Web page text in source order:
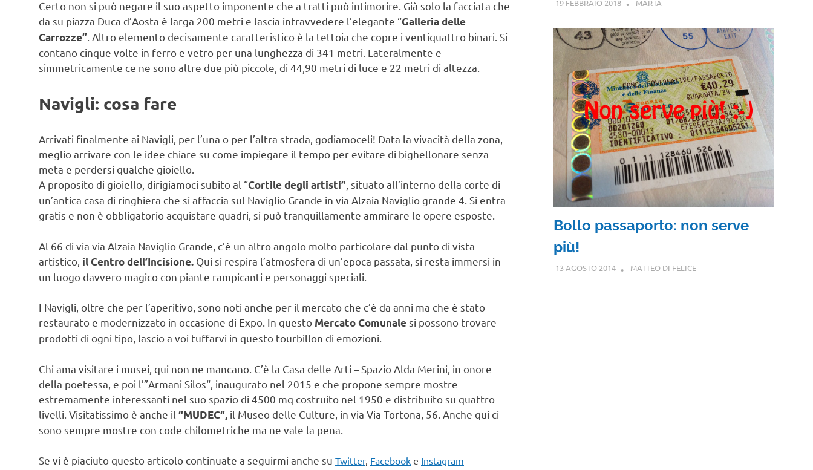
Certo non si può negare il suo aspetto imponente che a tratti può intimorire. Già solo la facciata che
da su piazza Duca d’Aosta è larga 200 metri e lascia intravvedere l’elegante “Galleria delle
Carrozze”. Altro elemento decisamente caratteristico è la tettoia che copre i ventiquattro binari. Si
contano cinque volte in ferro e vetro per una lunghezza di 341 metri. Lateralmente e
simmetricamente ce ne sono altre due più piccole, di 44,90 metri di luce e 22 metri di altezza.
Navigli: cosa fare
Arrivati finalmente ai Navigli, per l’una o per l’altra strada, godiamoceli! Data la vivacità della zona,
meglio arrivare con le idee chiare su come impiegare il tempo per evitare di bighellonare senza
meta e perdersi qualche gioiello.
A proposito di gioiello, dirigiamoci subito al “Cortile degli artisti”, situato all’interno della corte di
un’antica casa di ringhiera che si affaccia sul Naviglio Grande in via Alzaia Naviglio grande 4. Si entra
gratis e non è obbligatorio acquistare quadri, si può tranquillamente ammirare le opere esposte.
Al 66 di via via Alzaia Naviglio Grande, c’è un altro angolo molto particolare dal punto di vista
artistico, il Centro dell’Incisione. Qui si respira l’atmosfera di un’epoca passata, si resta immersi in
un luogo davvero magico con piante rampicanti e personaggi speciali.
I Navigli, oltre che per l’aperitivo, sono noti anche per il mercato che c’è da anni ma che è stato
restaurato e modernizzato in occasione di Expo. In questo Mercato Comunale si possono trovare
prodotti di ogni tipo, lascio a voi tuffarvi in questo tourbillon di emozioni.
Chi ama visitare i musei, qui non ne mancano. C’è la Casa delle Arti – Spazio Alda Merini, in onore
della poetessa, e poi l’”Armani Silos“, inaugurato nel 2015 e che propone sempre mostre
estremamente interessanti nel suo spazio di 4500 mq costruito nel 1950 e distribuito su quattro
livelli. Visitatissimo è anche il “MUDEC“, il Museo delle Culture, in via Via Tortona, 56. Anche qui ci
sono sempre mostre con code chilometriche ma ne vale la pena.
Se vi è piaciuto questo articolo continuate a seguirmi anche su Twitter, Facebook e Instagram
19 FEBBRAIO 2018 MARTA
Bollo passaporto: non serve
più!
13 AGOSTO 2014 MATTEO DI FELICE